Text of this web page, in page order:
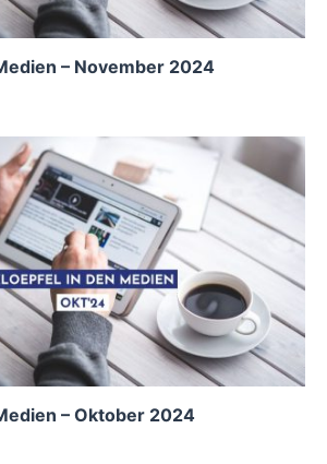
– November 2024
– Oktober 2024